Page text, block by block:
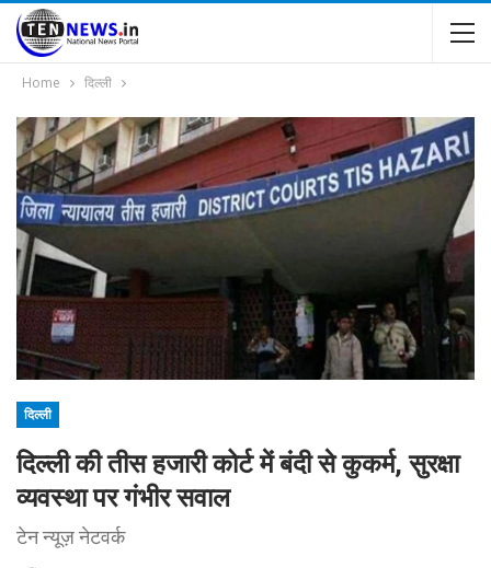
Home दिल्ली
दिल्ली
दिल्ली की तीस हजारी कोर्ट में बंदी से कुकर्म, सुरक्षा
व्यवस्था पर गंभीर सवाल
टेन न्यूज़ नेटवर्क